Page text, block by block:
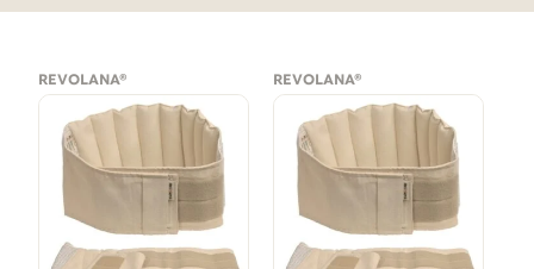
REVOLANA® REVOLANA®